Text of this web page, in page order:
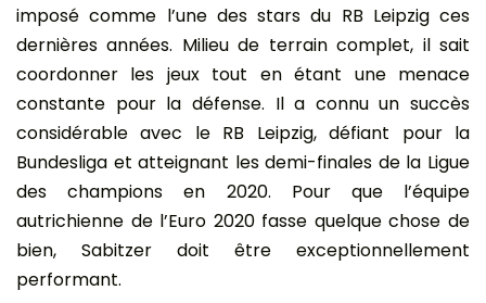
imposé comme l’une des stars du RB Leipzig ces
dernières années. Milieu de terrain complet, il sait
coordonner les jeux tout en étant une menace
constante pour la défense. Il a connu un succès
considérable avec le RB Leipzig, défiant pour la
Bundesliga et atteignant les demi-finales de la Ligue
des champions en 2020. Pour que l’équipe
autrichienne de l’Euro 2020 fasse quelque chose de
bien, Sabitzer doit être exceptionnellement
performant.